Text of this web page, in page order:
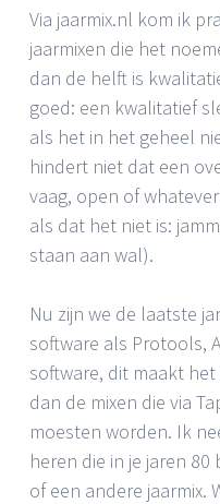
Via jaarmix.nl kom ik
jaarmixen die het
dan de helft is
goed: een kwalitatief
als het in het geheel
hindert niet dat een
vaag, open of
als dat het niet is:
staan aan wal).
Nu zijn we de laatste
software als Protools,
software, dit maakt
dan de mixen die via
moesten worden. Ik
heren die in je jaren 80
of een andere jaarmix.